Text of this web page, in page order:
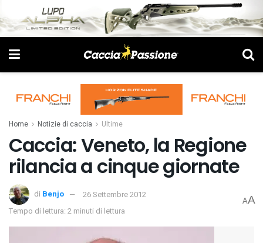
Home Notizie di caccia Ultime
Caccia: Veneto, la Regione
rilancia a cinque giornate
di Benjo
26 Settembre 2012
Tempo di lettura: 2 minuti di lettura
AA